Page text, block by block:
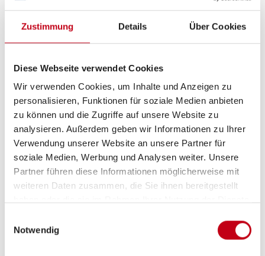
Zustimmung Details Über Cookies
Diese Webseite verwendet Cookies
Wir verwenden Cookies, um Inhalte und Anzeigen zu
personalisieren, Funktionen für soziale Medien anbieten
zu können und die Zugriffe auf unsere Website zu
analysieren. Außerdem geben wir Informationen zu Ihrer
Verwendung unserer Website an unsere Partner für
soziale Medien, Werbung und Analysen weiter. Unsere
Partner führen diese Informationen möglicherweise mit
weiteren Daten zusammen, die Sie ihnen bereitgestellt
Notwendig
Grundrissbeschreibung
Queensbett